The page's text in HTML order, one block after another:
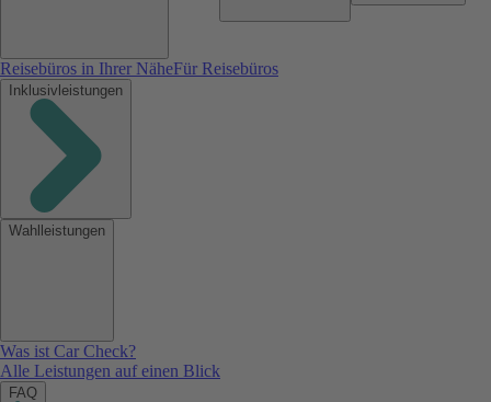
Reisebüros in Ihrer NäheFür Reisebüros
Inklusivleistungen
Wahlleistungen
Was ist Car Check?
Alle Leistungen auf einen Blick
FAQ